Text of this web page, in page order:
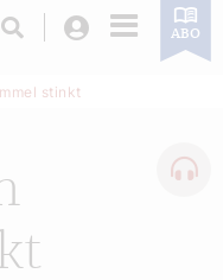
Login ABO
stinkt